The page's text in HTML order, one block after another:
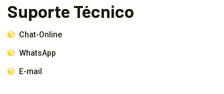
Suporte Técnico
Chat-Online
WhatsApp
E-mail